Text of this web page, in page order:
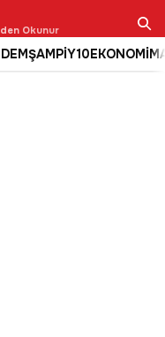
Okunur
ŞAMPİY10EKONOMİ
Ara